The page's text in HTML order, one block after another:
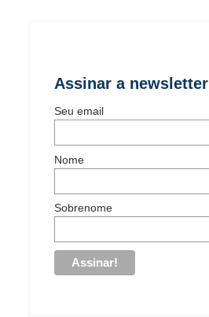
Assinar a newsletter
Seu email
Nome
Sobrenome